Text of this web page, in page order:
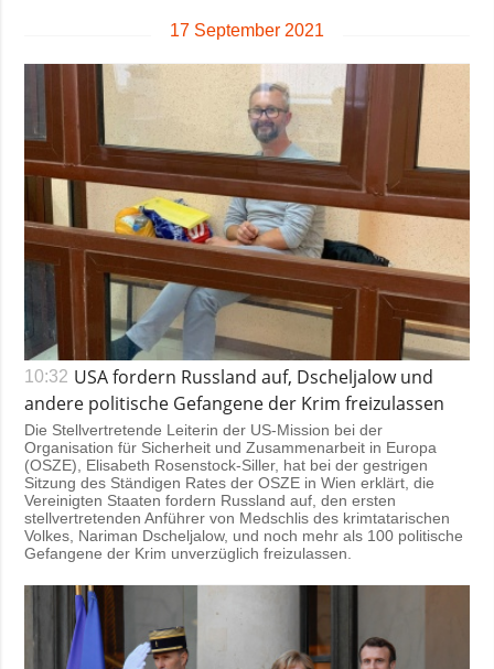
17 September 2021
10:32 USA fordern Russland auf, Dscheljalow und
andere politische Gefangene der Krim freizulassen
Die Stellvertretende Leiterin der US-Mission bei der
Organisation für Sicherheit und Zusammenarbeit in Europa
(OSZE), Elisabeth Rosenstock-Siller, hat bei der gestrigen
Sitzung des Ständigen Rates der OSZE in Wien erklärt, die
Vereinigten Staaten fordern Russland auf, den ersten
stellvertretenden Anführer von Medschlis des krimtatarischen
Volkes, Nariman Dscheljalow, und noch mehr als 100 politische
Gefangene der Krim unverzüglich freizulassen.